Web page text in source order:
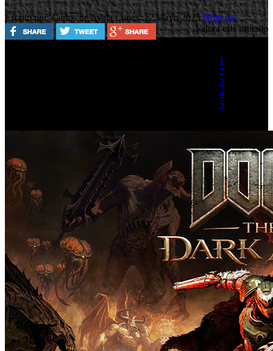
Escrito por Carlos de Ayala Lunes, 12 Mayo 2025Noticias
Valora este artículo
1
2
3
4
5